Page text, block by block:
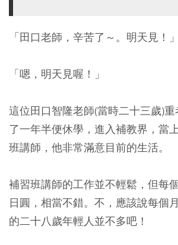
「田口老師，辛苦了～。明天見！」
「嗯，明天見喔！」
這位田口智隆老師(當時二十三歲)
了一年半便休學，進入補教界，當
班講師，他非常滿意目前的生活。
補習班講師的工作並不輕鬆，但每
日圓，相當不錯。不，應該說每個
的二十八歲年輕人並不多吧！